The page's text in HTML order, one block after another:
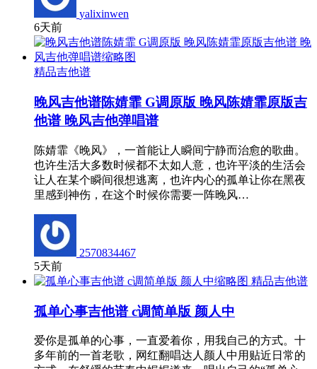
yalixinwen
6天前
精品吉他谱
晚风吉他谱陈婧霏 G调原版 晚风陈婧霏原版吉
他谱 晚风吉他弹唱谱
陈婧霏《晚风》，一首能让人瞬间宁静而治愈的歌曲。
也许生活大多数时候都不太如人意，也许平淡的生活会
让人在某个瞬间很想逃离，也许内心的孤单让你在黑夜
里感到神伤，在这个时候你需要一阵晚风…
2570834467
5天前
精品吉他谱
孤单心事吉他谱 c调简单版 颜人中
爱你是孤单的心事，一直爱着你，用我自己的方式。十
多年前的一首老歌，网红翻唱达人颜人中用贴近日常的